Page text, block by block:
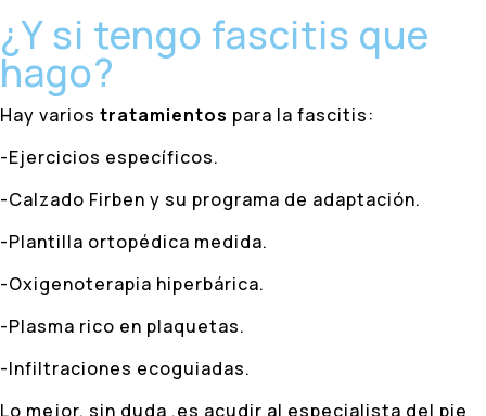
¿Y si tengo fascitis que
hago?
Hay varios tratamientos para la fascitis:
-Ejercicios específicos.
-Calzado Firben y su programa de adaptación.
-Plantilla ortopédica medida.
-Oxigenoterapia hiperbárica.
-Plasma rico en plaquetas.
-Infiltraciones ecoguiadas.
Lo mejor, sin duda ,es acudir al especialista del pie